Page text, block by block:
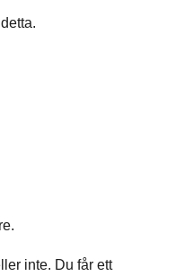
inte. Du får ett